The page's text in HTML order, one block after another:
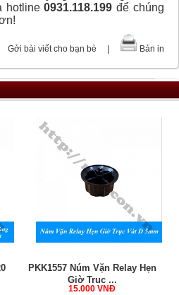
hotline0931.118.199 để chúng
Gởi bài viết cho bạn bè Bản in
PKK1557 Núm Vặn Relay Hẹn
Giờ Trục ...
15.000 VNĐ